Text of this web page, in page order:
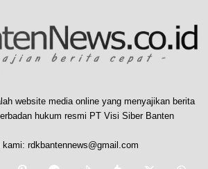
website media online yang menyajikan berita
hukum resmi PT Visi Siber Banten
kami: rdkbantennews@gmail.com